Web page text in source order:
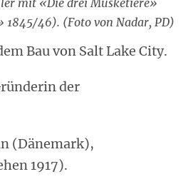
46). (Foto von Nadar, PD)
Bau von Salt Lake City.
der
(Dänemark),
1917).